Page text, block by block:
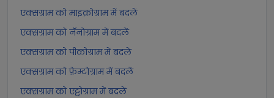
एक्सग्राम को माइक्रोग्राम में बदलें
एक्सग्राम को नॅनोग्राम में बदलें
एक्सग्राम को पीकोग्राम में बदलें
एक्सग्राम को फ़ेम्टोग्राम में बदलें
एक्सग्राम को एट्टोग्राम में बदलें